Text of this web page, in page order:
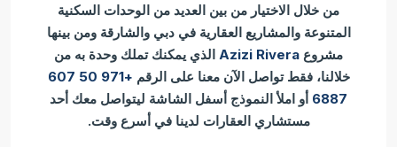
من خلال الاختيار من بين العديد من الوحدات السكنية
المتنوعة والمشاريع العقارية في دبي والشارقة ومن بينها
مشروع Azizi Rivera الذي يمكنك تملك وحدة به من
خلالنا، فقط تواصل الآن معنا على الرقم
+971 50 607
6887 أو املأ النموذج أسفل الشاشة ليتواصل معك أحد
مستشاري العقارات لدينا في أسرع وقت.